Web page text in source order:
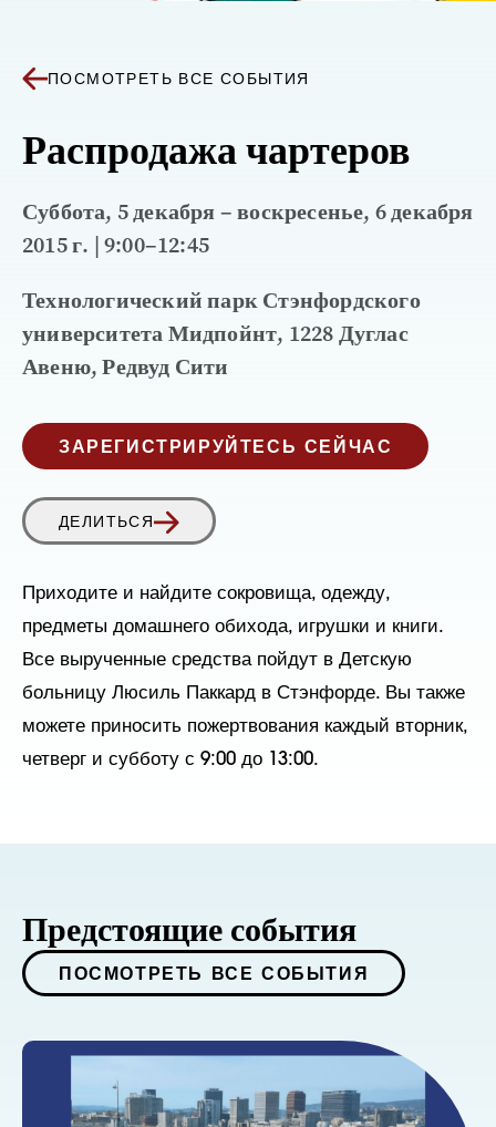
ПОСМОТРЕТЬ ВСЕ СОБЫТИЯ
Распродажа чартеров
Суббота, 5 декабря – воскресенье, 6 декабря
2015 г. | 9:00–12:45
Технологический парк Стэнфордского
университета Мидпойнт, 1228 Дуглас
Авеню, Редвуд Сити
ЗАРЕГИСТРИРУЙТЕСЬ СЕЙЧАС
ДЕЛИТЬСЯ
Приходите и найдите сокровища, одежду,
предметы домашнего обихода, игрушки и книги.
Все вырученные средства пойдут в Детскую
больницу Люсиль Паккард в Стэнфорде. Вы также
можете приносить пожертвования каждый вторник,
четверг и субботу с 9:00 до 13:00.
Предстоящие события
ПОСМОТРЕТЬ ВСЕ СОБЫТИЯ